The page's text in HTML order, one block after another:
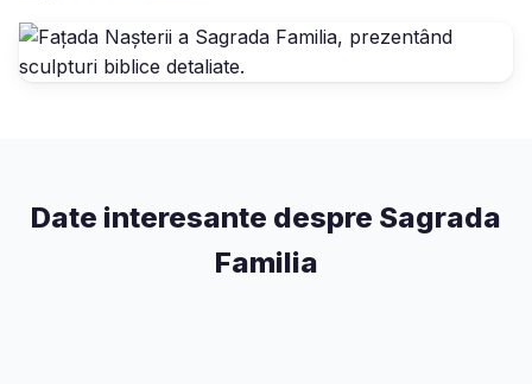
Date interesante despre Sagrada
Familia